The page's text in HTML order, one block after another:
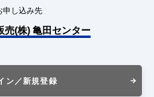
申し込み先
売(株) 亀田センター
ン／新規登録